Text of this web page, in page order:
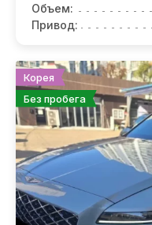
Объем:
Привод:
Корея
Без пробега